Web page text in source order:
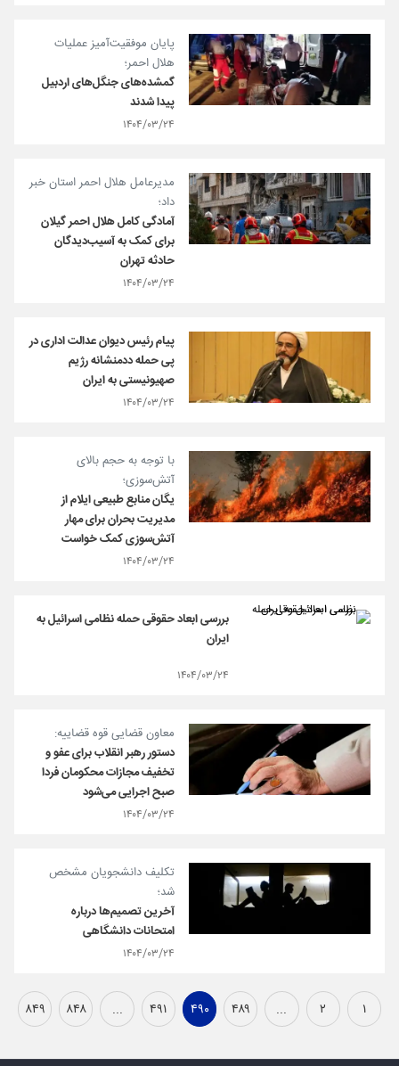
پایان موفقیت‌آمیز عملیات
هلال احمر؛
گمشده‌های جنگل‌های اردبیل
پیدا شدند
۱۴۰۴/۰۳/۲۴
مدیرعامل هلال احمر استان خبر
داد؛
آمادگی کامل هلال احمر گیلان
برای کمک به آسیب‌دیدگان
حادثه تهران
۱۴۰۴/۰۳/۲۴
پیام رئیس دیوان عدالت اداری در
پی حمله ددمنشانه رژیم
صهیونیستی به ایران
۱۴۰۴/۰۳/۲۴
با توجه به حجم بالای
آتش‌سوزی؛
یگان منابع طبیعی ایلام از
مدیریت بحران برای مهار
آتش‌سوزی کمک خواست
۱۴۰۴/۰۳/۲۴
بررسی ابعاد حقوقی حمله نظامی اسرائیل به
ایران
۱۴۰۴/۰۳/۲۴
معاون قضایی قوه قضاییه:
دستور رهبر انقلاب برای عفو و
تخفیف مجازات محکومان فردا
صبح اجرایی می‌شود
۱۴۰۴/۰۳/۲۴
تکلیف دانشجویان مشخص
شد؛
آخرین تصمیم‌ها درباره
امتحانات دانشگاهی
۱۴۰۴/۰۳/۲۴
۱ ۲ ... ۴۸۹ ۴۹۰ ۴۹۱ ... ۸۴۸ ۸۴۹